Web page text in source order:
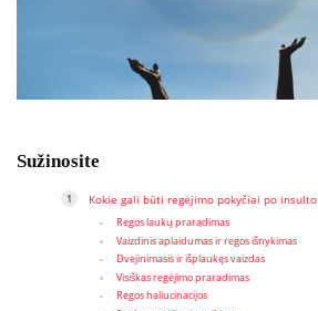
Sužinosite
Kokie gali būti regėjimo pokyčiai po insulto
Regos laukų praradimas
Vaizdinis aplaidumas ir regos išnykimas
Dvejinimasis ir išplaukęs vaizdas
Visiškas regėjimo praradimas
Regos haliucinacijos